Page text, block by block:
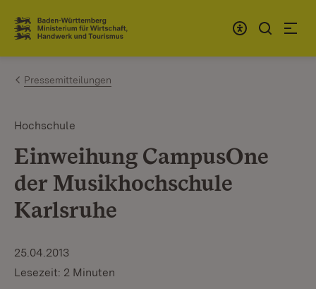
Zum Inhalt springen
Link zur Startseite
Pressemitteilungen
Hochschule
Einweihung CampusOne
der Musikhochschule
Karlsruhe
25.04.2013
Lesezeit: 2 Minuten